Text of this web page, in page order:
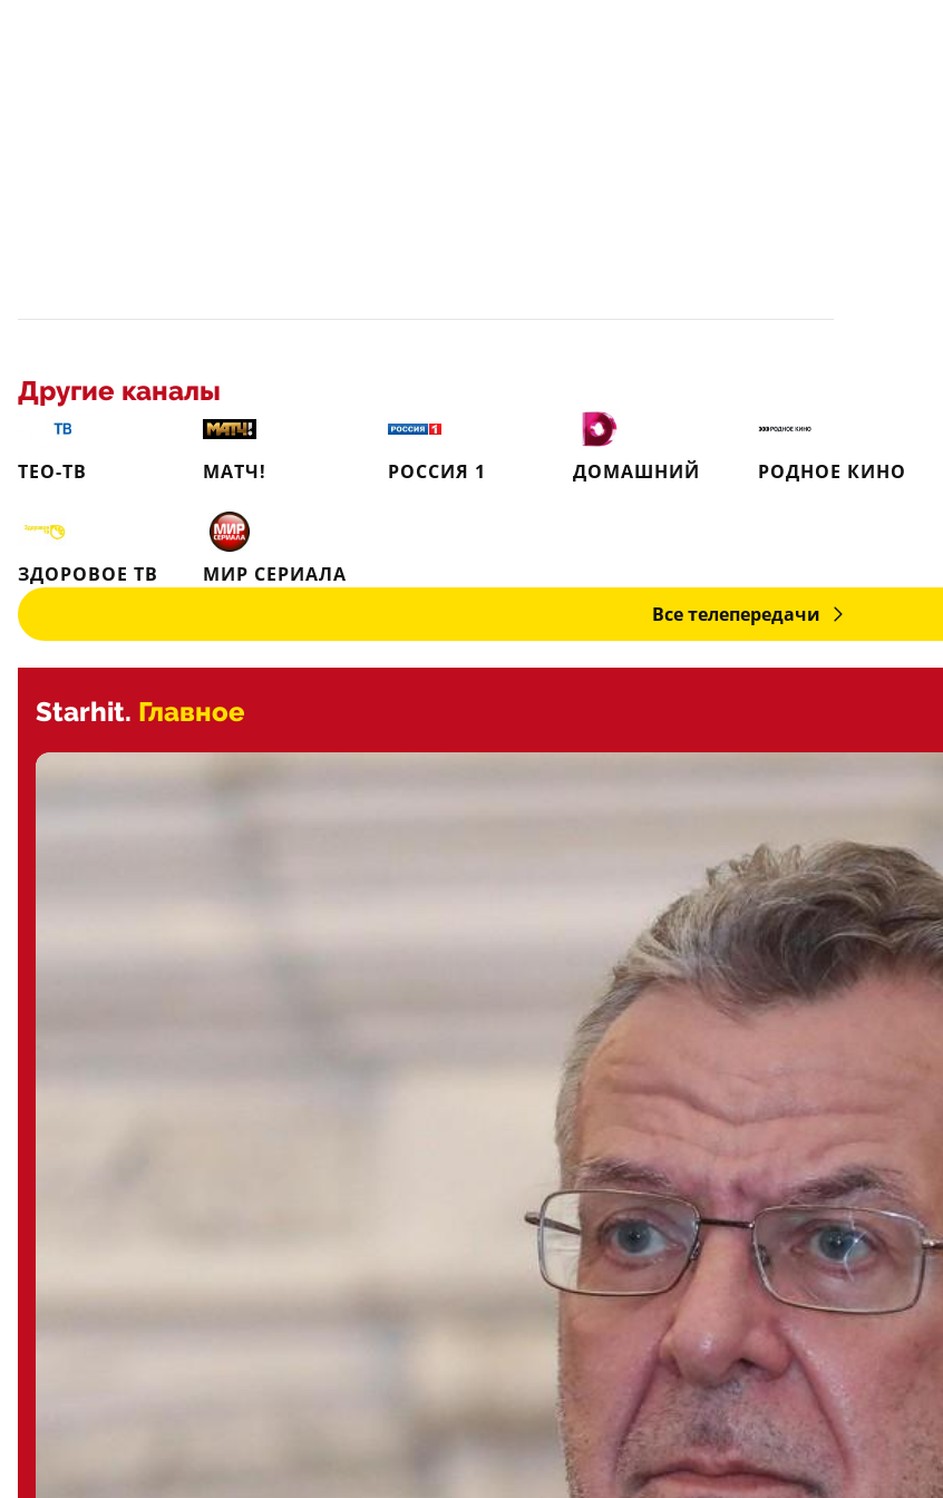
Другие каналы
ТЕО-ТВ МАТЧ! РОССИЯ 1 ДОМАШНИЙ РОДНОЕ КИНО
ЗДОРОВОЕ ТВ
МИР СЕРИАЛА
Все телепередачи
Starhit. Главное